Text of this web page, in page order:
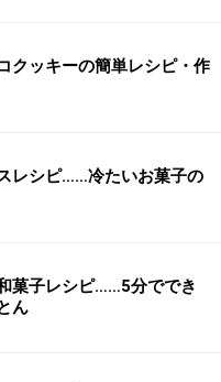
クッキーの簡単レシピ・作
レシピ……冷たいお菓子の
菓子レシピ……5分ででき
ん